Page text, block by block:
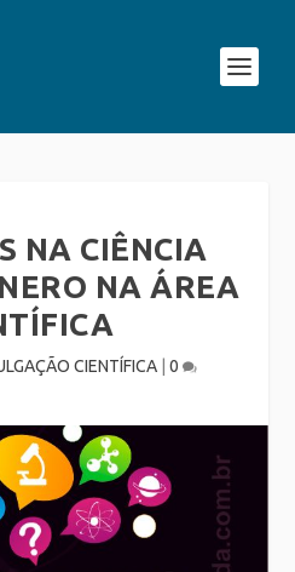
NA CIÊNCIA
NA ÁREA
CIENTÍFICA| 0